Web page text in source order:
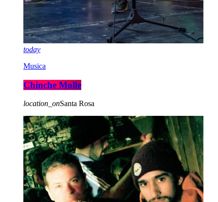
today
Musica
Chinche Molle
location_onSanta Rosa